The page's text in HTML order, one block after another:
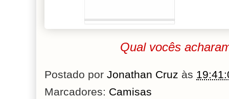
Qual vocês
Postado por Jonathan Cruz às
Marcadores: Camisas